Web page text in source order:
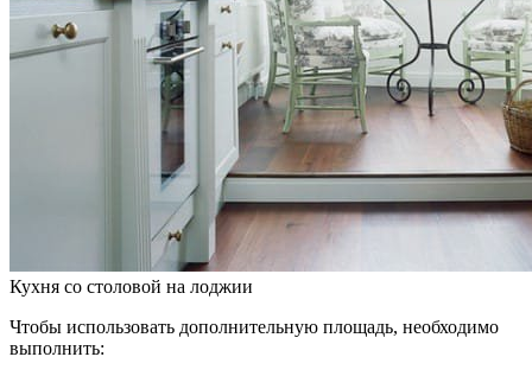
Кухня со столовой на лоджии
Чтобы использовать дополнительную площадь, необходимо
выполнить: